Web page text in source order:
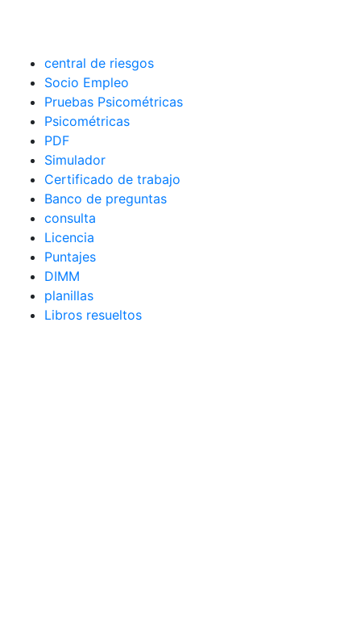
central de riesgos
Socio Empleo
Pruebas Psicométricas
Psicométricas
PDF
Simulador
Certificado de trabajo
Banco de preguntas
consulta
Licencia
Puntajes
DIMM
planillas
Libros resueltos